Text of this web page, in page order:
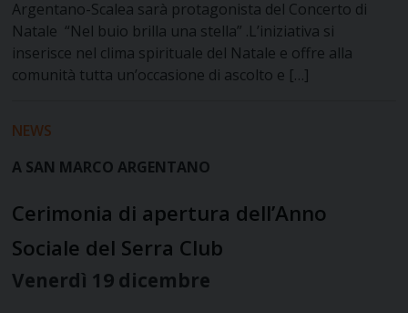
Argentano-Scalea sarà protagonista del Concerto di
Natale “Nel buio brilla una stella” .L’iniziativa si
inserisce nel clima spirituale del Natale e offre alla
comunità tutta un’occasione di ascolto e […]
NEWS
A SAN MARCO ARGENTANO
Cerimonia di apertura dell’Anno
Sociale del Serra Club
Venerdì 19 dicembre